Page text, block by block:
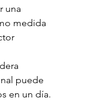
una
medida
puede
en un día.